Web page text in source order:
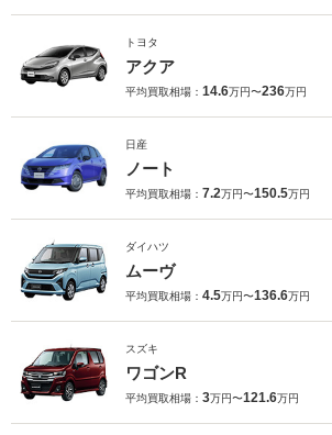
トヨタ
アクア
平均買取相場： 14.6万円〜236万円
日産
ノート
平均買取相場： 7.2万円〜150.5万円
ダイハツ
ムーヴ
平均買取相場： 4.5万円〜136.6万円
スズキ
ワゴンR
平均買取相場： 3万円〜121.6万円